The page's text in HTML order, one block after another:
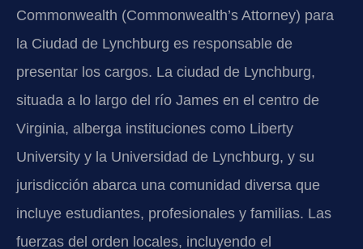
Commonwealth (Commonwealth’s Attorney) para
la Ciudad de Lynchburg es responsable de
presentar los cargos. La ciudad de Lynchburg,
situada a lo largo del río James en el centro de
Virginia, alberga instituciones como Liberty
University y la Universidad de Lynchburg, y su
jurisdicción abarca una comunidad diversa que
incluye estudiantes, profesionales y familias. Las
fuerzas del orden locales, incluyendo el